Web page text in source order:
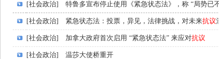
[社会政治] 特鲁多宣布停止使用《紧急状态法》，称 “局势已
[社会政治] 紧急状态法：投票，异见，法律挑战，对未来抗议
[社会政治] 加拿大政府首次启用 “紧急状态法” 来应对抗议
[社会政治] 温莎大使桥重开